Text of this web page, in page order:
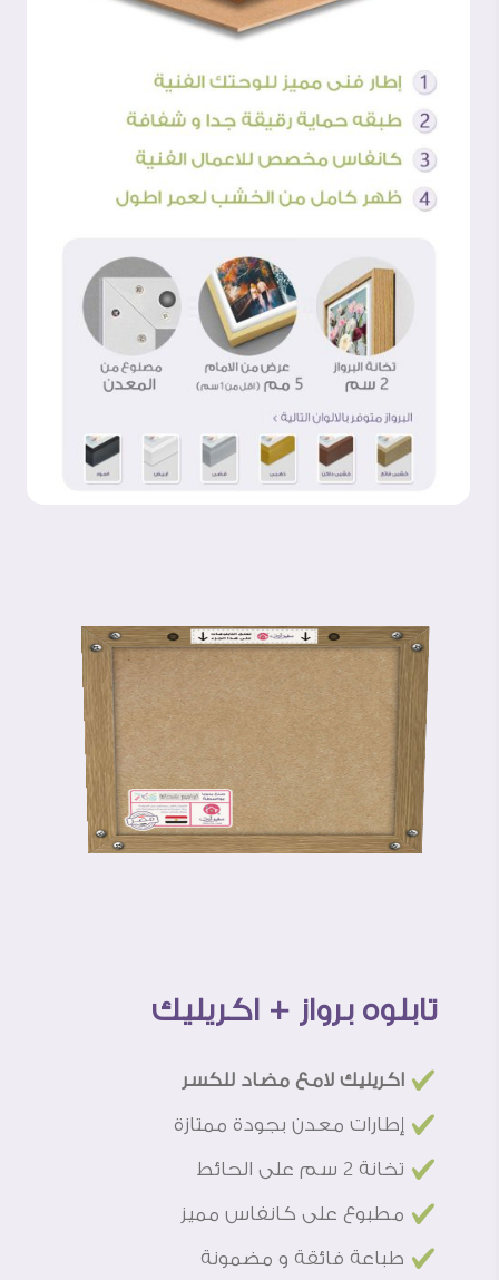
تابلوه برواز + اكريليك
£ اكريليك لامع مضاد للكسر
£ إطارات معدن بجودة ممتازة
£ تخانة 2 سم على الحائط
£ مطبوع على كانفاس مميز
£ طباعة فائقة و مضمونة